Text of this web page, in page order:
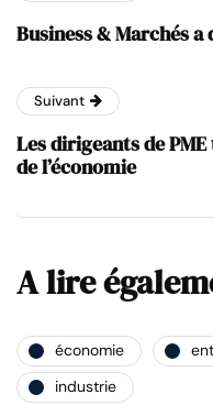
Business & Marchés a
Suivant
Les dirigeants de
de l’économie
A lire
économie
industrie